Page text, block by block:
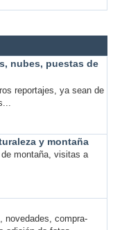
nubes, puestas de
reportajes, ya sean de
y montaña
montaña, visitas a
novedades, compra-